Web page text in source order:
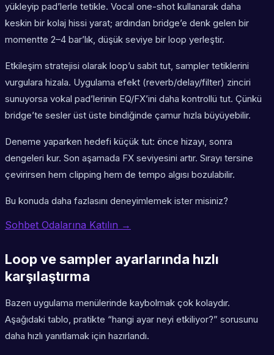
yükleyip pad’lerle tetikle. Vocal one-shot kullanarak daha
keskin bir kolaj hissi yarat; ardından bridge’e denk gelen bir
momentte 2–4 bar’lık, düşük seviye bir loop yerleştir.
Etkileşim stratejisi olarak loop’u sabit tut, sampler tetiklerini
vurgulara hizala. Uygulama efekt (reverb/delay/filter) zinciri
sunuyorsa vokal pad’lerinin EQ/FX’ini daha kontrollü tut. Çünkü
bridge’te sesler üst üste bindiğinde çamur hızla büyüyebilir.
Deneme yaparken hedefi küçük tut: önce hizayı, sonra
dengeleri kur. Son aşamada FX seviyesini artır. Sırayı tersine
çevirirsen hem clipping hem de tempo algısı bozulabilir.
Bu konuda daha fazlasını deneyimlemek ister misiniz?
Sohbet Odalarına Katılın →
Loop ve sampler ayarlarında hızlı
karşılaştırma
Bazen uygulama menülerinde kaybolmak çok kolaydır.
Aşağıdaki tablo, pratikte “hangi ayar neyi etkiliyor?” sorusunu
daha hızlı yanıtlamak için hazırlandı.